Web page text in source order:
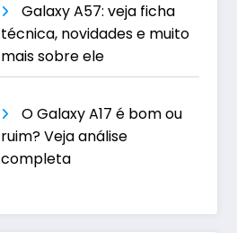
Galaxy A57: veja ficha
técnica, novidades e muito
mais sobre ele
O Galaxy A17 é bom ou
ruim? Veja análise
completa